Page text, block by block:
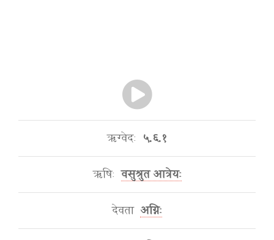
ऋग्वेदः ५.६.१
ऋषिः वसुश्रुत आत्रेयः
देवता अग्निः